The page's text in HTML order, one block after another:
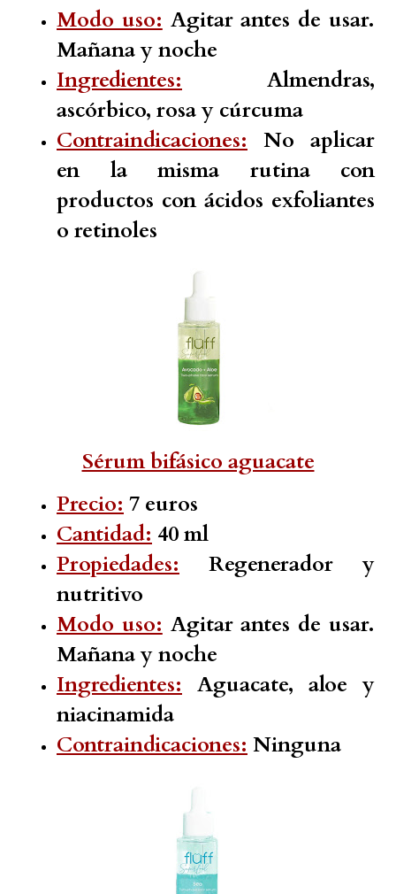
Modo uso: Agitar antes de usar.
Mañana y noche
Ingredientes: Almendras,
ascórbico, rosa y cúrcuma
Contraindicaciones: No aplicar
en la misma rutina con
productos con ácidos exfoliantes
o retinoles
Sérum bifásico aguacate
Precio: 7 euros
Cantidad: 40 ml
Propiedades: Regenerador y
nutritivo
Modo uso: Agitar antes de usar.
Mañana y noche
Ingredientes: Aguacate, aloe y
niacinamida
Contraindicaciones: Ninguna